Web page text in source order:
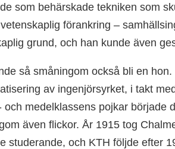
som behärskade tekniken som
förankring –
grund, och han kunde även
så småningom också bli en
av ingenjörsyrket, i takt
och medelklassens pojkar började
även flickor. År 1915 tog
studerande, och KTH följde efter